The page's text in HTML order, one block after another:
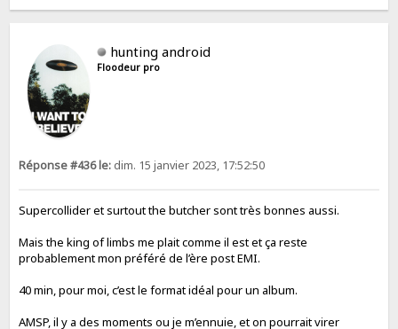
hunting android
Floodeur pro
Réponse #436 le: dim. 15 janvier 2023, 17:52:50
Supercollider et surtout the butcher sont très bonnes aussi.
Mais the king of limbs me plait comme il est et ça reste
probablement mon préféré de l’ère post EMI.
40 min, pour moi, c’est le format idéal pour un album.
AMSP, il y a des moments ou je m’ennuie, et on pourrait virer